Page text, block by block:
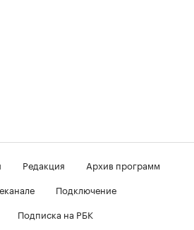
Редакция
Архив программ
Подключение
Подписка на РБК